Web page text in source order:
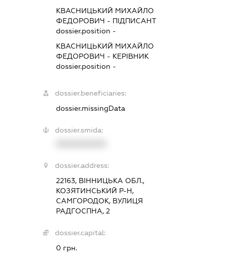
КВАСНИЦЬКИЙ МИХАЙЛО
ФЕДОРОВИЧ - ПІДПИСАНТ
dossier.position -
КВАСНИЦЬКИЙ МИХАЙЛО
ФЕДОРОВИЧ - КЕРІВНИК
dossier.position -
dossier.beneficiaries:
dossier.missingData
dossier.smida:
dossier.address:
22163, ВІННИЦЬКА ОБЛ.,
КОЗЯТИНСЬКИЙ Р-Н,
САМГОРОДОК, ВУЛИЦЯ
РАДГОСПНА, 2
dossier.capital:
0 грн.